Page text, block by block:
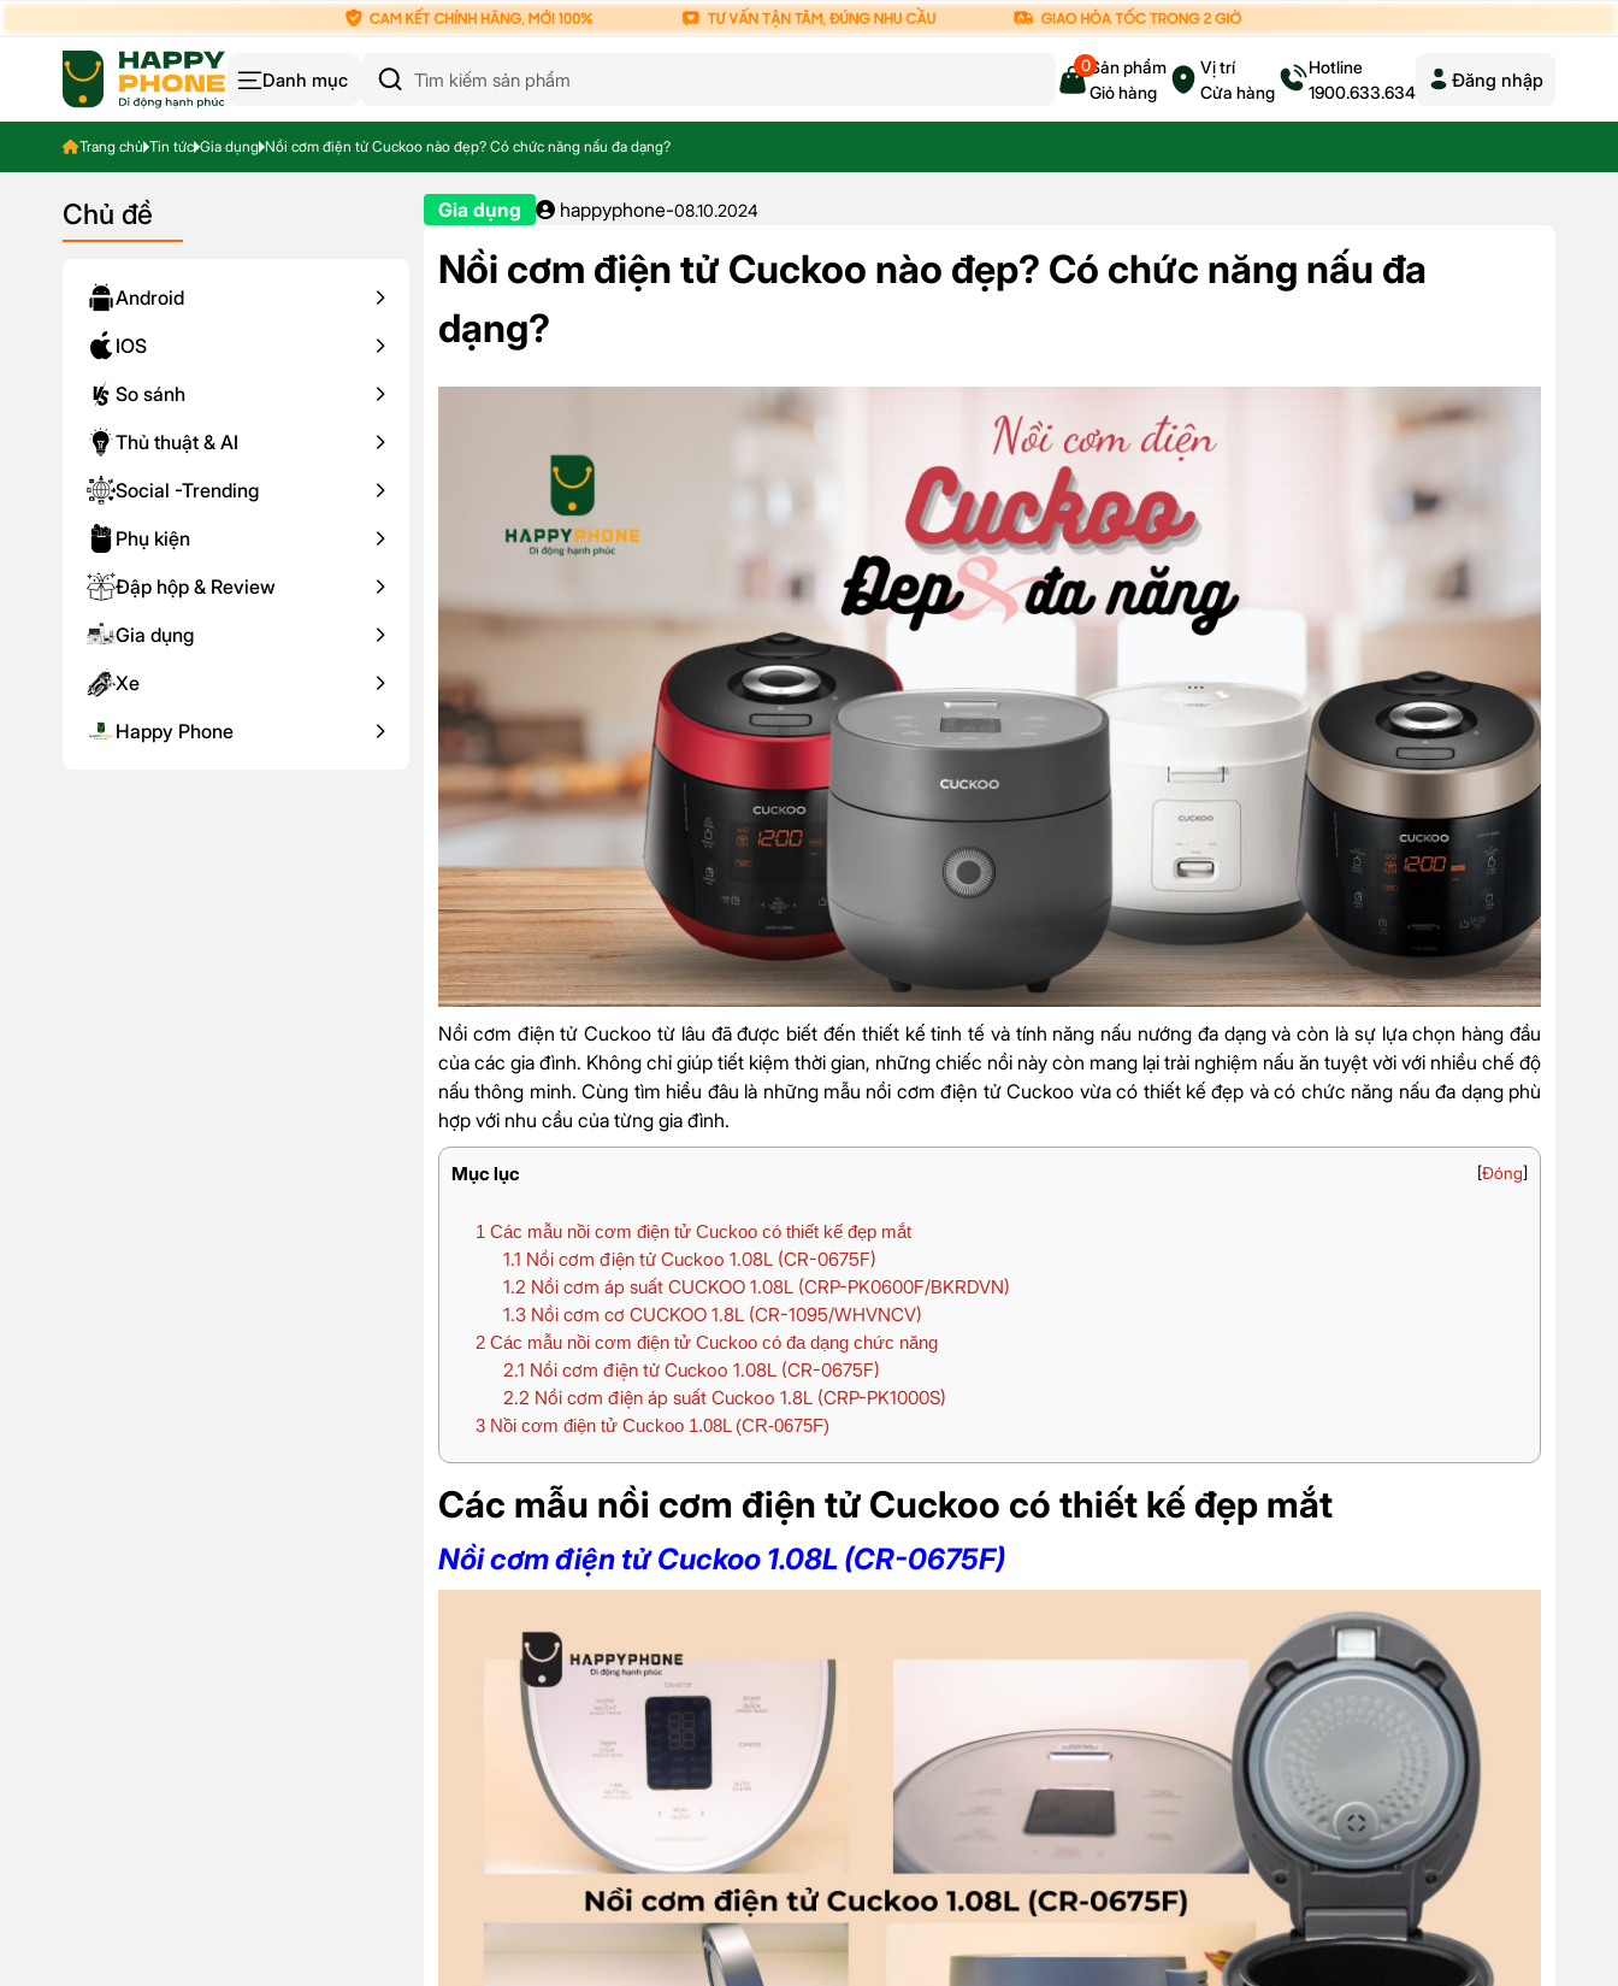
Danh mục
0Sản phẩm
Giỏ hàng
Vị trí
Cửa hàng
Hotline
1900.633.634
Đăng nhập
Trang chủ Tin tức Gia dụng Nồi cơm điện tử Cuckoo nào đẹp? Có chức năng nấu đa dạng?
Chủ đề
Android
IOS
So sánh
Thủ thuật & AI
Social -Trending
Phụ kiện
Đập hộp & Review
Gia dụng
Xe
Happy Phone
Gia dụng happyphone-08.10.2024
Nồi cơm điện tử Cuckoo nào đẹp? Có chức năng nấu đa
dạng?
Nồi cơm điện tử Cuckoo từ lâu đã được biết đến thiết kế tinh tế và tính năng nấu nướng đa dạng và còn là sự lựa chọn hàng đầu
của các gia đình. Không chỉ giúp tiết kiệm thời gian, những chiếc nồi này còn mang lại trải nghiệm nấu ăn tuyệt vời với nhiều chế độ
nấu thông minh. Cùng tìm hiểu đâu là những mẫu nồi cơm điện tử Cuckoo vừa có thiết kế đẹp và có chức năng nấu đa dạng phù
hợp với nhu cầu của từng gia đình.
Mục lục [Đóng]
1 Các mẫu nồi cơm điện tử Cuckoo có thiết kế đẹp mắt
1.1 Nồi cơm điện tử Cuckoo 1.08L (CR-0675F)
1.2 Nồi cơm áp suất CUCKOO 1.08L (CRP-PK0600F/BKRDVN)
1.3Nồi cơm cơ CUCKOO 1.8L (CR-1095/WHVNCV)
2 Các mẫu nồi cơm điện tử Cuckoo có đa dạng chức năng
2.1 Nồi cơm điện tử Cuckoo 1.08L (CR-0675F)
2.2 Nồi cơm điện áp suất Cuckoo 1.8L (CRP-PK1000S)
3 Nồi cơm điện tử Cuckoo 1.08L (CR-0675F)
Các mẫu nồi cơm điện tử Cuckoo có thiết kế đẹp mắt
Nồi cơm điện tử Cuckoo 1.08L (CR-0675F)